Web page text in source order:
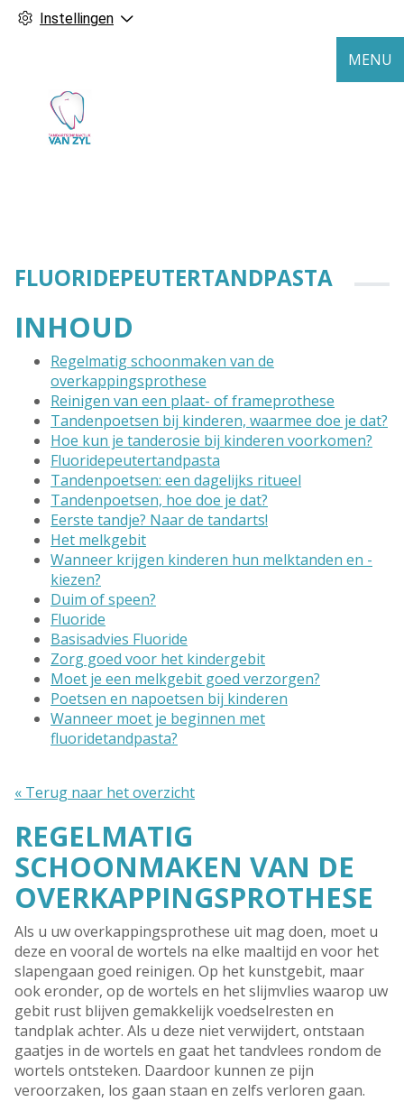
Instellingen
MENU
FLUORIDEPEUTERTANDPASTA
INHOUD
Regelmatig schoonmaken van de
overkappingsprothese
Reinigen van een plaat- of frameprothese
Tandenpoetsen bij kinderen, waarmee doe je dat?
Hoe kun je tanderosie bij kinderen voorkomen?
Fluoridepeutertandpasta
Tandenpoetsen: een dagelijks ritueel
Tandenpoetsen, hoe doe je dat?
Eerste tandje? Naar de tandarts!
Het melkgebit
Wanneer krijgen kinderen hun melktanden en -
kiezen?
Duim of speen?
Fluoride
Basisadvies Fluoride
Zorg goed voor het kindergebit
Moet je een melkgebit goed verzorgen?
Poetsen en napoetsen bij kinderen
Wanneer moet je beginnen met
fluoridetandpasta?
« Terug naar het overzicht
REGELMATIG
SCHOONMAKEN VAN DE
OVERKAPPINGSPROTHESE
Als u uw overkappingsprothese uit mag doen, moet u
deze en vooral de wortels na elke maaltijd en voor het
slapengaan goed reinigen. Op het kunstgebit, maar
ook eronder, op de wortels en het slijmvlies waarop uw
gebit rust blijven gemakkelijk voedselresten en
tandplak achter. Als u deze niet verwijdert, ontstaan
gaatjes in de wortels en gaat het tandvlees rondom de
wortels ontsteken. Daardoor kunnen ze pijn
veroorzaken, los gaan staan en zelfs verloren gaan.